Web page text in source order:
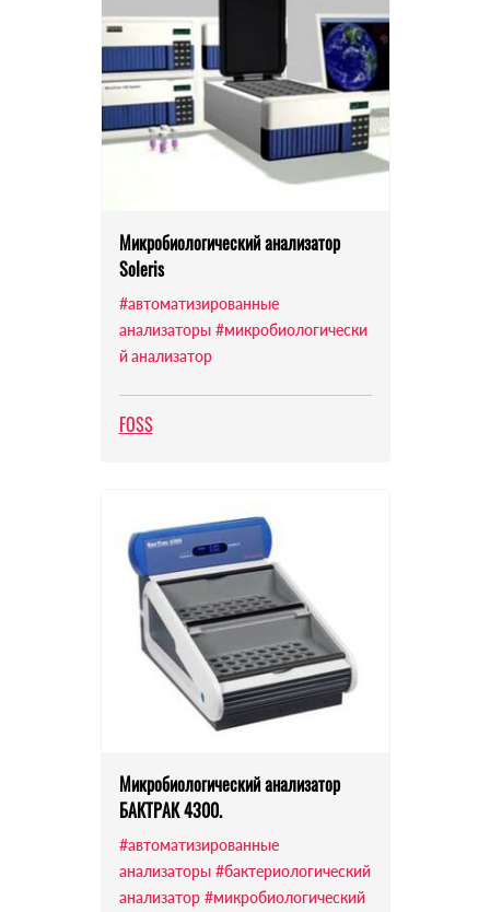
Микробиологический анализатор
Soleris
#автоматизированные
анализаторы #микробиологически
й анализатор
FOSS
Микробиологический анализатор
БАКТРАК 4300.
#автоматизированные
анализаторы #бактериологический
анализатор #микробиологический